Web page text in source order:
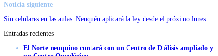
Noticia siguiente
Sin celulares en las aulas: Neuquén aplicará la ley desde el próximo lunes
Entradas recientes
El Norte neuquino contará con un Centro de Diálisis ampliado y